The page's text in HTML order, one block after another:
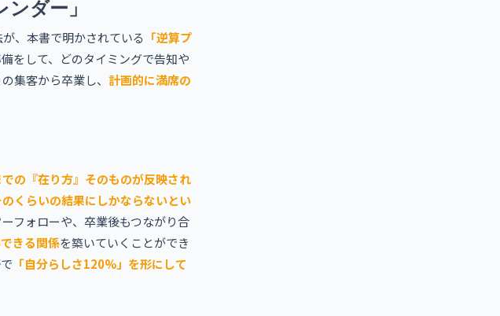
ダー」
、本書で明かされている 「逆算プ
をして、どのタイミングで告知や
集客から卒業し、 計画的に満席の
での『在り方』そのものが反映され
くらいの結果にしかならないとい
フォローや、卒業後もつながり合
きる関係を築いていくことができ
「自分らしさ120%」を形にして